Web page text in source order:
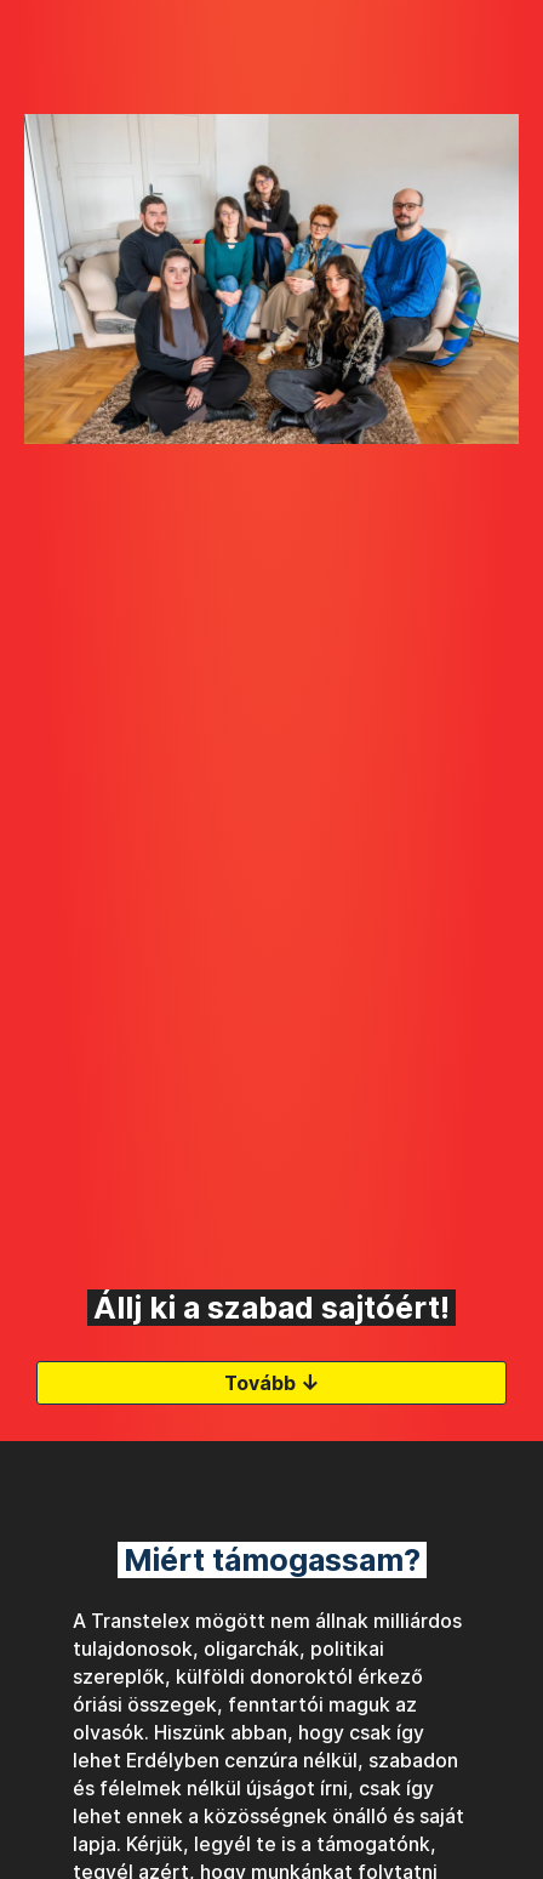
Állj ki a szabad sajtóért!
Tovább ↓
Miért támogassam?
A Transtelex mögött nem állnak milliárdos
tulajdonosok, oligarchák, politikai
szereplők, külföldi donoroktól érkező
óriási összegek, fenntartói maguk az
olvasók. Hiszünk abban, hogy csak így
lehet Erdélyben cenzúra nélkül, szabadon
és félelmek nélkül újságot írni, csak így
lehet ennek a közösségnek önálló és saját
lapja. Kérjük, legyél te is a támogatónk,
tegyél azért, hogy munkánkat folytatni